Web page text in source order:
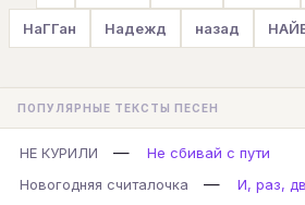
НаГГан Надежд назад
ПОПУЛЯРНЫЕ ТЕКСТЫ ПЕСЕН
НЕ КУРИЛИ —
Не сбивай с пути
Новогодняя считалочка
—
И, раз,